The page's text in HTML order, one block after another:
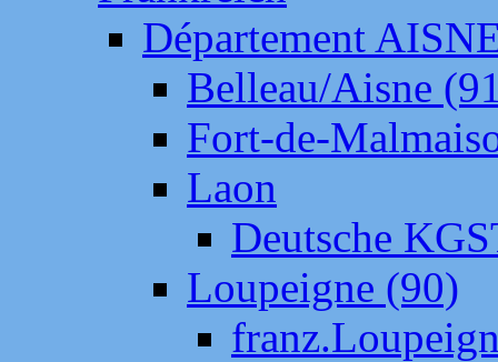
Département
Belleau/Aisne
Fort-de-
Laon
Deutsche
Loupeigne (90)